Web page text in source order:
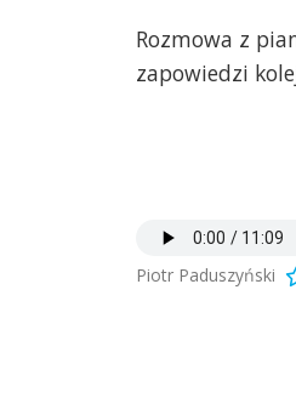
Rozmowa z
zapowiedzi
Piotr Paduszyński